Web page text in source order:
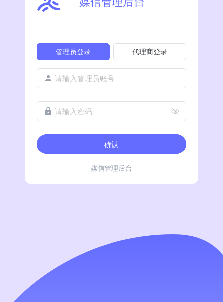
管理员登录 代理商登录
请输入管理员账号
请输入密码
确认
媒信管理后台